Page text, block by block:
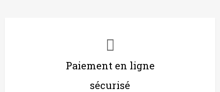
Paiement en ligne
sécurisé